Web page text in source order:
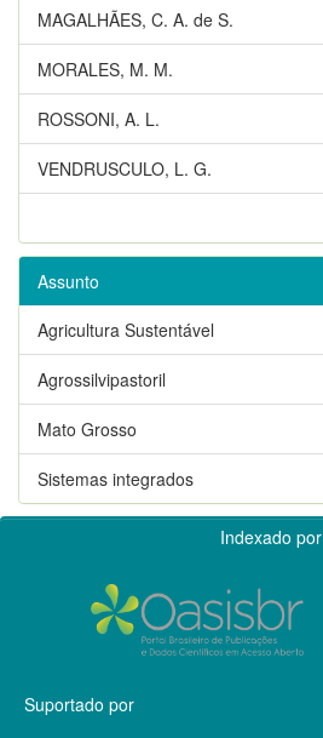
MAGALHÃES, C. A. de S.
MORALES, M. M.
ROSSONI, A. L.
VENDRUSCULO, L. G.
Assunto
Agricultura Sustentável
Agrossilvipastoril
Mato Grosso
Sistemas integrados
Indexado por
Suportado por